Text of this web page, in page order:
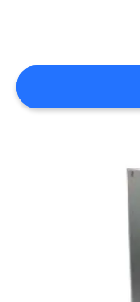
PRIVACY